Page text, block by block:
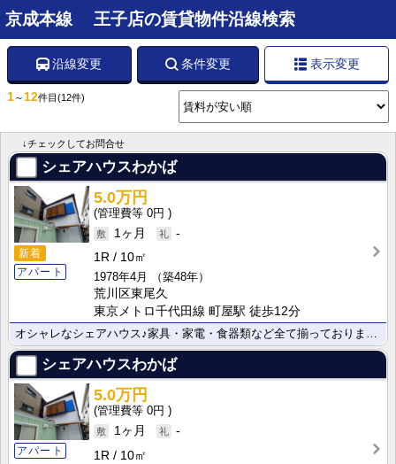
京成本線 王子店の賃貸物件沿線検索
沿線変更 条件変更 表示変更
1～12件目 (12件)
↓チェックしてお問合せ
シェアハウスわかば
新着
アパート
5.0万円
0円
1ヶ月
-
1R
10㎡
1978年4月
（築48年）
荒川区東尾久
東京メトロ千代田線 町屋駅 徒歩12分
オシャレなシェアハウス♪家具・家電・食器類など全て揃っております♪
シェアハウスわかば
アパート
5.0万円
0円
1ヶ月
-
1R
10㎡